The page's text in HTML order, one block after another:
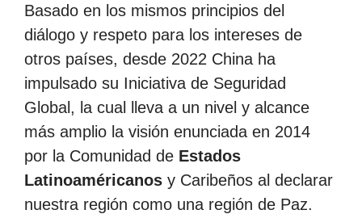
Basado en los mismos principios del
diálogo y respeto para los intereses de
otros países, desde 2022 China ha
impulsado su Iniciativa de Seguridad
Global, la cual lleva a un nivel y alcance
más amplio la visión enunciada en 2014
por la Comunidad de Estados
Latinoaméricanos y Caribeños al declarar
nuestra región como una región de Paz.